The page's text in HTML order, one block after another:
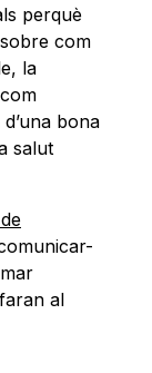
perquè
com
la
bona
salut
al